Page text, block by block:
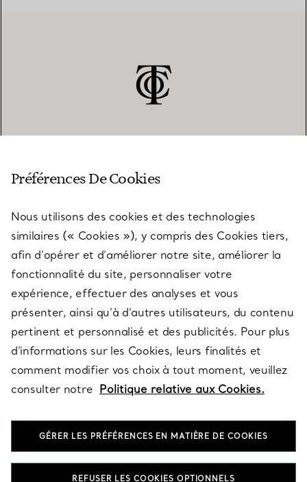
SERVICES
À PROPOS
QUESTIONS LÉGALES
SUIVEZ-NOUS
Préférences De Cookies
Nous utilisons des cookies et des technologies
similaires (« Cookies »), y compris des Cookies tiers,
afin d’opérer et d’améliorer notre site, améliorer la
fonctionnalité du site, personnaliser votre
expérience, effectuer des analyses et vous
présenter, ainsi qu’à d’autres utilisateurs, du contenu
pertinent et personnalisé et des publicités. Pour plus
d’informations sur les Cookies, leurs finalités et
comment modifier vos choix à tout moment, veuillez
consulter notre Politique relative aux Cookies.
GÉRER LES PRÉFÉRENCES EN MATIÈRE DE COOKIES
REFUSER LES COOKIES OPTIONNELS